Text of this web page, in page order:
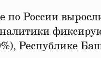
по России
Республике